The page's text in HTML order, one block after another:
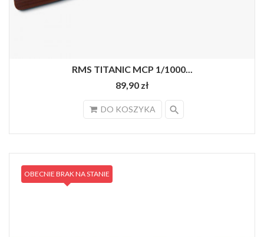
RMS TITANIC MCP 1/1000...
89,90 zł
DO KOSZYKA search
OBECNIE BRAK NA STANIE